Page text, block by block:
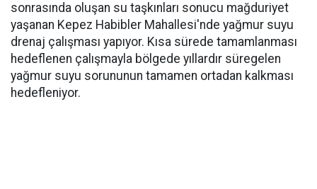
sonrasında oluşan su taşkınları sonucu mağduriyet
yaşanan Kepez Habibler Mahallesi'nde yağmur suyu
drenaj çalışması yapıyor. Kısa sürede tamamlanması
hedeflenen çalışmayla bölgede yıllardır süregelen
yağmur suyu sorununun tamamen ortadan kalkması
hedefleniyor.